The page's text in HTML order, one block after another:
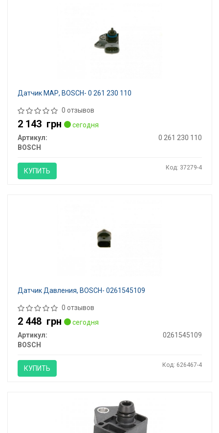
Датчик МАР, BOSCH- 0 261 230 110
0 отзывов
2 143 грн
сегодня
Артикул:
0 261 230 110
BOSCH
КУПИТЬ Код: 37279-4
Датчик Давления, BOSCH- 0261545109
0 отзывов
2 448 грн
сегодня
Артикул:
0261545109
BOSCH
КУПИТЬ Код: 626467-4